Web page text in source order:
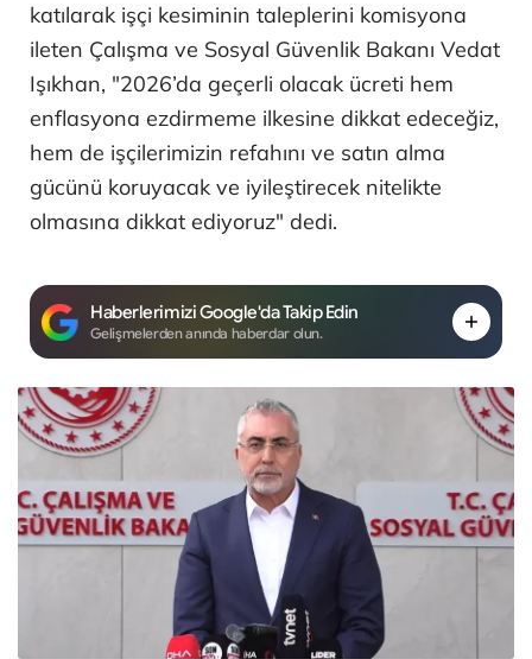
katılarak işçi kesiminin taleplerini komisyona
ileten Çalışma ve Sosyal Güvenlik Bakanı Vedat
Işıkhan, "2026’da geçerli olacak ücreti hem
enflasyona ezdirmeme ilkesine dikkat edeceğiz,
hem de işçilerimizin refahını ve satın alma
gücünü koruyacak ve iyileştirecek nitelikte
olmasına dikkat ediyoruz" dedi.
Haberlerimizi Google'da Takip Edin
Gelişmelerden anında haberdar olun.